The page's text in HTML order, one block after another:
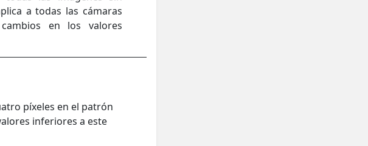
a todas las cámaras
en los valores
píxeles en el patrón
inferiores a este